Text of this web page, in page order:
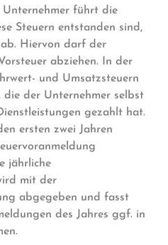
Unternehmer führt die
Steuern entstanden sind,
Hiervon darf der
abziehen. In der
und Umsatzsteuern
der Unternehmer selbst
gezahlt hat.
ersten zwei Jahren
jährliche
mit der
abgegeben und fasst
des Jahres ggf. in